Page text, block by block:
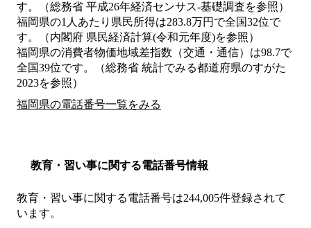
す。（総務省 平成26年経済センサス‐基礎調査を参照）
福岡県の1人あたり県民所得は283.8万円で全国32位で
す。（内閣府 県民経済計算(令和元年度)を参照）
福岡県の消費者物価地域差指数（交通・通信）は98.7で
全国39位です。（総務省 統計でみる都道府県のすがた
2023を参照）
福岡県の電話番号一覧をみる
教育・習い事に関する電話番号情報
教育・習い事に関する電話番号は244,005件登録されて
います。